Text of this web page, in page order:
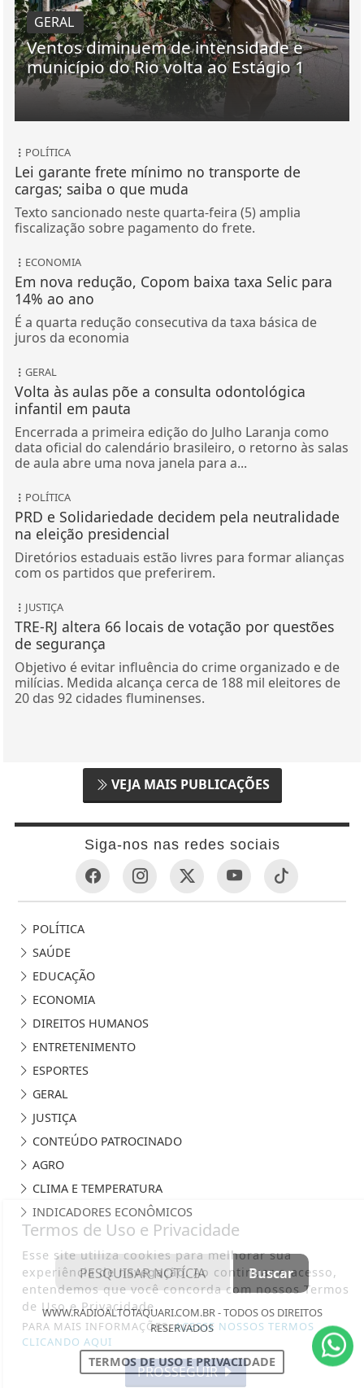
GERAL
Ventos diminuem de intensidade e
município do Rio volta ao Estágio 1
POLÍTICA
Lei garante frete mínimo no transporte de
cargas; saiba o que muda
Texto sancionado neste quarta-feira (5) amplia
fiscalização sobre pagamento do frete.
ECONOMIA
Em nova redução, Copom baixa taxa Selic para
14% ao ano
É a quarta redução consecutiva da taxa básica de
juros da economia
GERAL
Volta às aulas põe a consulta odontológica
infantil em pauta
Encerrada a primeira edição do Julho Laranja como
data oficial do calendário brasileiro, o retorno às salas
de aula abre uma nova janela para a...
POLÍTICA
PRD e Solidariedade decidem pela neutralidade
na eleição presidencial
Diretórios estaduais estão livres para formar alianças
com os partidos que preferirem.
JUSTIÇA
TRE-RJ altera 66 locais de votação por questões
de segurança
Objetivo é evitar influência do crime organizado e de
milícias. Medida alcança cerca de 188 mil eleitores de
20 das 92 cidades fluminenses.
VEJA MAIS PUBLICAÇÕES
Siga-nos nas redes sociais
POLÍTICA
SAÚDE
EDUCAÇÃO
ECONOMIA
DIREITOS HUMANOS
ENTRETENIMENTO
ESPORTES
GERAL
JUSTIÇA
CONTEÚDO PATROCINADO
AGRO
CLIMA E TEMPERATURA
INDICADORES ECONÔMICOS
WWW.RADIOALTOTAQUARI.COM.BR - TODOS OS DIREITOS
RESERVADOS
TERMOS DE USO E PRIVACIDADE
Termos de Uso e Privacidade
Esse site utiliza cookies para melhorar sua
experiência de navegação. Ao continuar o acesso,
entendemos que você concorda com nossos Termos
de Uso e Privacidade.
PARA MAIS INFORMAÇÕES,ACESSE NOSSOS TERMOS
CLICANDO AQUI
PROSSEGUIR